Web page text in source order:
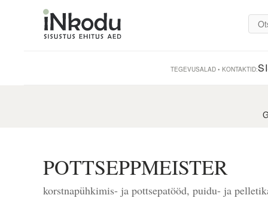
TEGEVUSALAD • KONTAKTID:
POTTSEPPMEISTER
korstnapühkimis- ja pottsepatööd, puidu- ja